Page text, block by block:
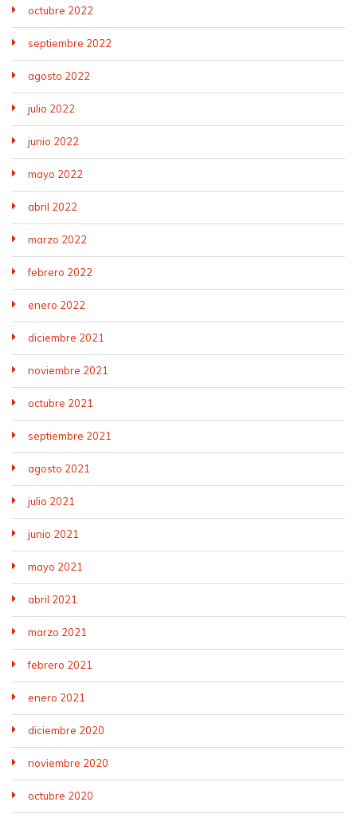
octubre 2022
septiembre 2022
agosto 2022
julio 2022
junio 2022
mayo 2022
abril 2022
marzo 2022
febrero 2022
enero 2022
diciembre 2021
noviembre 2021
octubre 2021
septiembre 2021
agosto 2021
julio 2021
junio 2021
mayo 2021
abril 2021
marzo 2021
febrero 2021
enero 2021
diciembre 2020
noviembre 2020
octubre 2020